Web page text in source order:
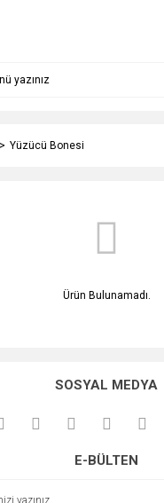
Yüzücü Bonesi
Ürün Bulunamadı.
SOSYAL MEDYA
E-BÜLTEN